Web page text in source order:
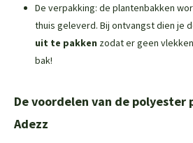
De verpakking: de plantenbakken
thuis geleverd. Bij ontvangst dien je
uit te pakken zodat er geen
bak!
De voordelen van de polyester
Adezz